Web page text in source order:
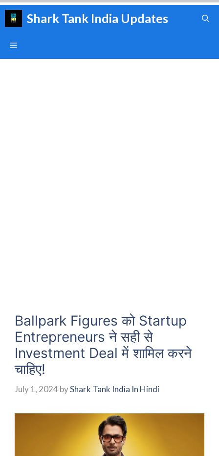
Skip
Shark Tank India Updates
Menu
Ballpark Figures को Startup
Entrepreneurs ने सही से
Investment Deal में शामिल करने
चाहिए!
July 1, 2024byShark Tank India In Hindi